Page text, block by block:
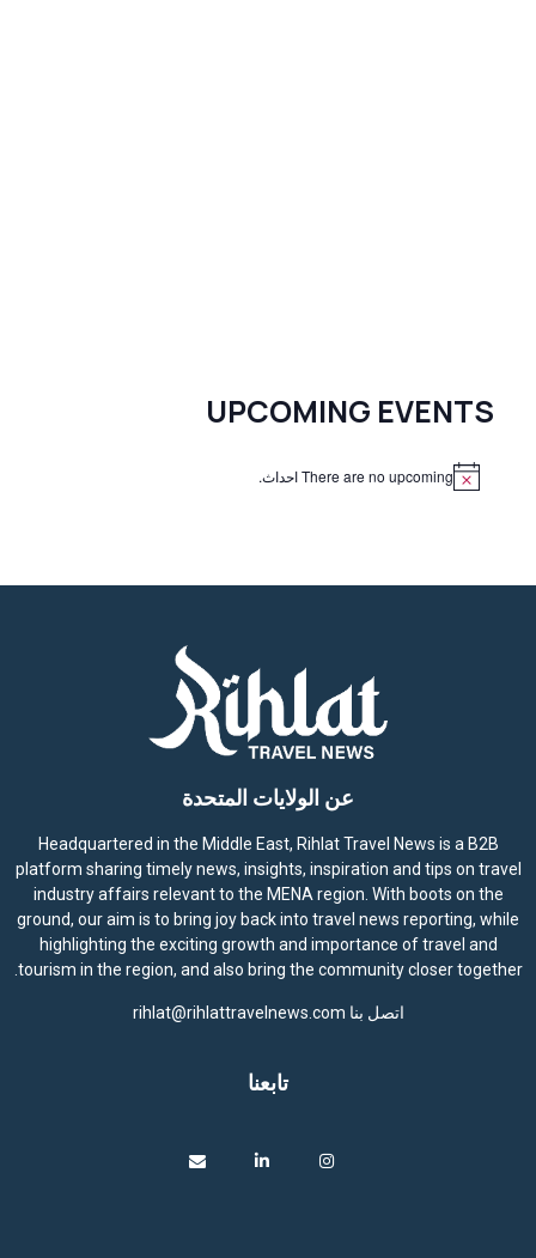
UPCOMING EVENTS
There are no upcoming احداث.
عن الولايات المتحدة
Headquartered in the Middle East, Rihlat Travel News is a B2B
platform sharing timely news, insights, inspiration and tips on travel
industry affairs relevant to the MENA region. With boots on the
ground, our aim is to bring joy back into travel news reporting, while
highlighting the exciting growth and importance of travel and
tourism in the region, and also bring the community closer together.
اتصل بنا rihlat@rihlattravelnews.com
تابعنا